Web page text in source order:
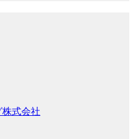
株式会社